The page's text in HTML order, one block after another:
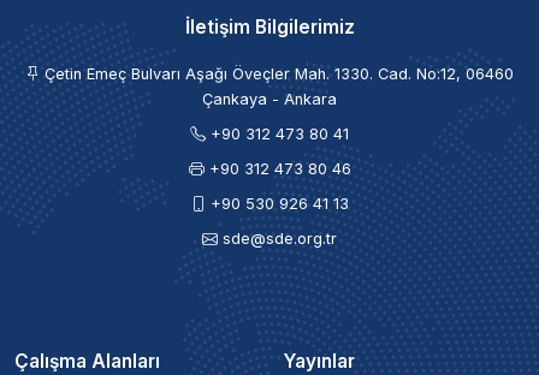
İletişim Bilgilerimiz
Çetin Emeç Bulvarı Aşağı Öveçler Mah. 1330. Cad. No:12, 06460
Çankaya - Ankara
+90 312 473 80 41
+90 312 473 80 46
+90 530 926 41 13
sde@sde.org.tr
Çalışma Alanları Yayınlar